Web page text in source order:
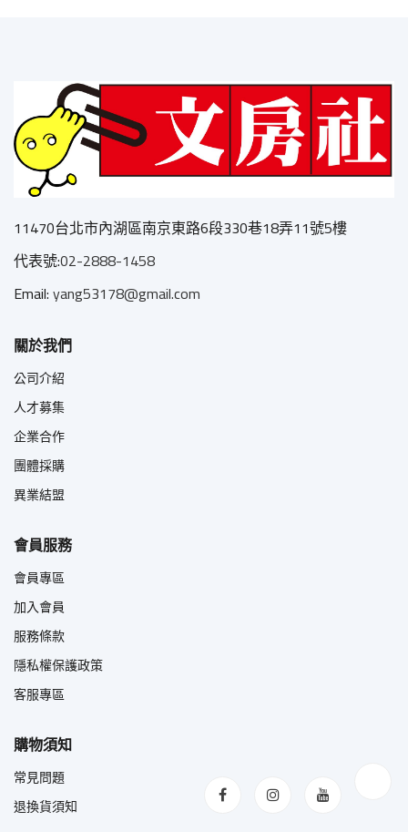
11470台北市內湖區南京東路6段330巷18弄11號5樓
代表號:02-2888-1458
Email:yang53178@gmail.com
關於我們
公司介紹
人才募集
企業合作
團體採購
異業結盟
會員服務
會員專區
加入會員
服務條款
隱私權保護政策
客服專區
購物須知
常見問題
退換貨須知